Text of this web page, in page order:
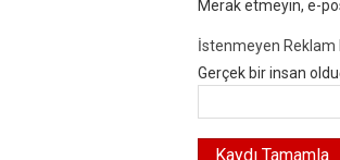
Merak etmeyin, e-
İstenmeyen Reklam
Gerçek bir insan